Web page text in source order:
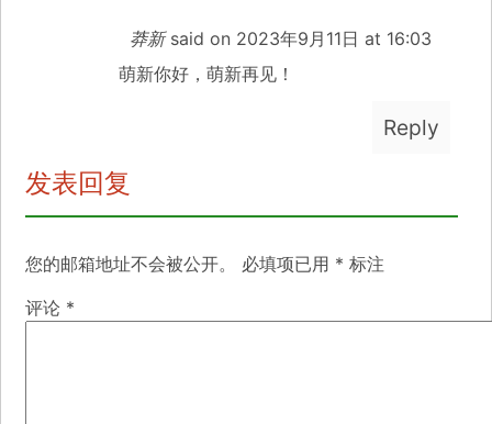
莽新 said on 2023年9月11日 at 16:03
萌新你好，萌新再见！
Reply
发表回复
您的邮箱地址不会被公开。 必填项已用 * 标注
评论 *